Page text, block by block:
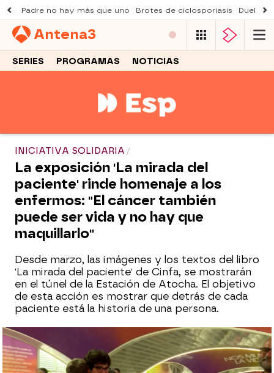
Padre no hay más que uno Brotes de ciclosporiasis Duelo
Antena3
SERIES PROGRAMAS NOTICIAS
INICIATIVA SOLIDARIA
La exposición 'La mirada del
paciente' rinde homenaje a los
enfermos: "El cáncer también
puede ser vida y no hay que
maquillarlo"
Desde marzo, las imágenes y los textos del libro
'La mirada del paciente' de Cinfa, se mostrarán
en el túnel de la Estación de Atocha. El objetivo
de esta acción es mostrar que detrás de cada
paciente está la historia de una persona.